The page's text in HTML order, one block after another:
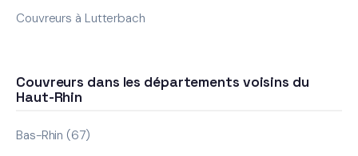
Couvreurs à Lutterbach
Couvreurs dans les départements voisins du
Haut-Rhin
Bas-Rhin (67)